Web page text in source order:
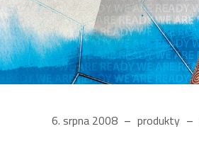
6. srpna 2008 produkty